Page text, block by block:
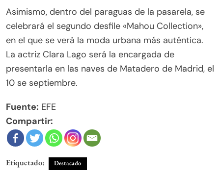
Asimismo, dentro del paraguas de la pasarela, se
celebrará el segundo desfile «Mahou Collection»,
en el que se verá la moda urbana más auténtica.
La actriz Clara Lago será la encargada de
presentarla en las naves de Matadero de Madrid, el
10 se septiembre.
Fuente: EFE
Compartir:
Etiquetado: Destacado